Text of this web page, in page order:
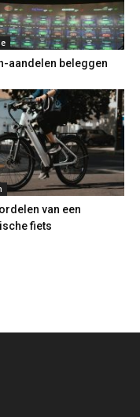
aandelen beleggen
van een
fiets